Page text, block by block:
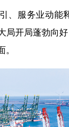
视频 图片
文件 金融
居
游 能源
乐 时尚
服务业动能
开局蓬勃向好
。